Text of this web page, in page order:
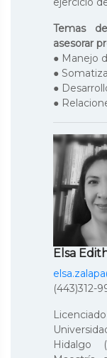
Temas
asesorar
● Manejo
●
●
●
Elsa
(443)312-
Hidalgo